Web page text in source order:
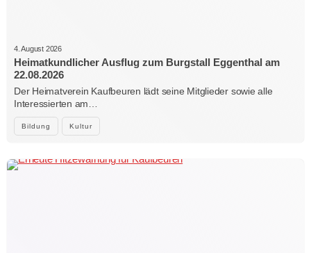
Bildung Kultur
4. August 2026
Heimatkundlicher Ausflug zum Burgstall Eggenthal am
22.08.2026
Der Heimatverein Kaufbeuren lädt seine Mitglieder sowie alle
Interessierten am…